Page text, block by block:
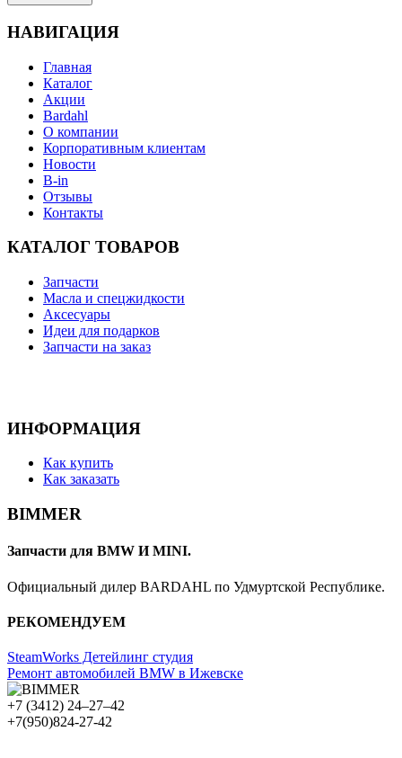
НАВИГАЦИЯ
Главная
Каталог
Акции
Bardahl
О компании
Корпоративным клиентам
Новости
B-in
Отзывы
Контакты
КАТАЛОГ ТОВАРОВ
Запчасти
Масла и спецжидкости
Аксесуары
Идеи для подарков
Запчасти на заказ
ИНФОРМАЦИЯ
Как купить
Как заказать
BIMMER
Запчасти для BMW И MINI.
Официальный дилер BARDAHL по Удмуртской Республике.
РЕКОМЕНДУЕМ
SteamWorks Детейлинг студия
Ремонт автомобилей BMW в Ижевске
+7 (3412) 24–27–42
+7(950)824-27-42